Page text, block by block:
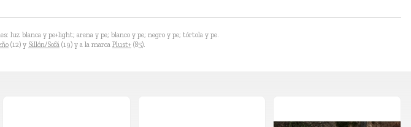
luz blanca y pe+light; arena y pe; blanco y pe; negro y pe; tórtola y pe.
(12) y Sillón/Sofá (19) y a la marca Plust+ (85).